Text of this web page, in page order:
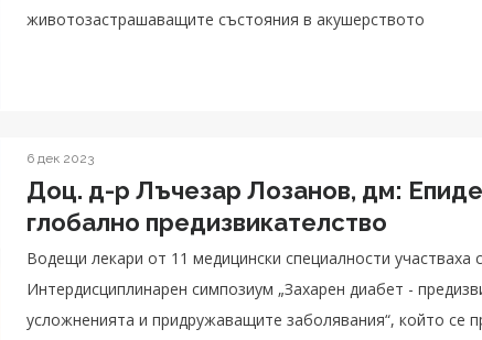
животозастрашаващите състояния в акушерството
6 дек 2023
Доц. д-р Лъчезар Лозанов, дм:
глобално предизвикателство
Водещи лекари от 11 медицински специалности участваха
Интердисциплинарен симпозиум „Захарен диабет -
усложненията и придружаващите заболявания“, който се